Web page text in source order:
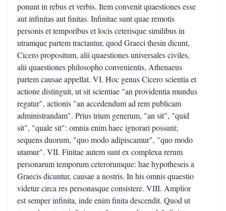
ponunt in rebus et verbis. Item convenit quaestiones esse
aut infinitas aut finitas. Infinitae sunt quae remotis
personis et temporibus et locis ceterisque similibus in
utramque partem tractantur, quod Graeci thesin dicunt,
Cicero propositum, alii quaestiones universales civiles,
alii quaestiones philosopho convenientis, Athenaeus
partem causae appellat. VI. Hoc genus Cicero scientia et
actione distinguit, ut sit scientiae "an providentia mundus
regatur", actionis "an accedendum ad rem publicam
administrandam". Prius trium generum, "an sit", "quid
sit", "quale sit": omnia enim haec ignorari possunt;
sequens duorum, "quo modo adipiscamur", "quo modo
utamur". VII. Finitae autem sunt ex complexu rerum
personarum temporum ceterorumque: hae hypotheseis a
Graecis dicuntur, causae a nostris. In his omnis quaestio
videtur circa res personasque consistere. VIII. Amplior
est semper infinita, inde enim finita descendit. Quod ut